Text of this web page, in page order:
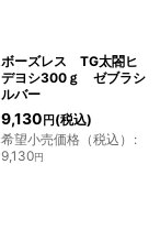
ボーズレス TG太閤ヒ
デヨシ300ｇ ゼブラシ
ルバー
9,130 円(税込)
希望小売価格（税込） :
9,130円